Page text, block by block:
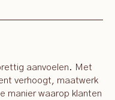
aanvoelen. Met
verhoogt, maatwerk
manier waarop klanten